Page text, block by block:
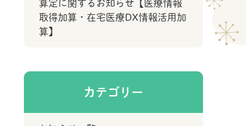
算定に関するお知らせ【医療情報
取得加算・在宅医療DX情報活用加
算】
カテゴリー